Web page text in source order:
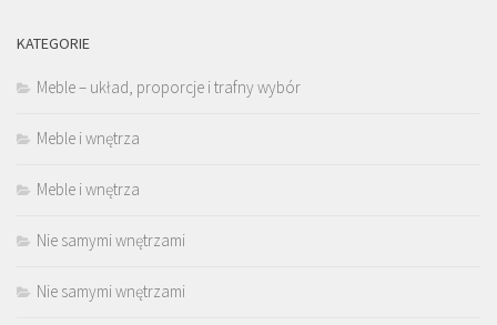
KATEGORIE
Meble – układ, proporcje i trafny wybór
Meble i wnętrza
Meble i wnętrza
Nie samymi wnętrzami
Nie samymi wnętrzami